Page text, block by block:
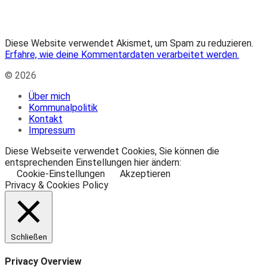
Diese Website verwendet Akismet, um Spam zu reduzieren.
Erfahre, wie deine Kommentardaten verarbeitet werden.
© 2026
Über mich
Kommunalpolitik
Kontakt
Impressum
Diese Webseite verwendet Cookies, Sie können die
entsprechenden Einstellungen hier ändern:
Cookie-Einstellungen
Akzeptieren
Privacy & Cookies Policy
Schließen
Privacy Overview